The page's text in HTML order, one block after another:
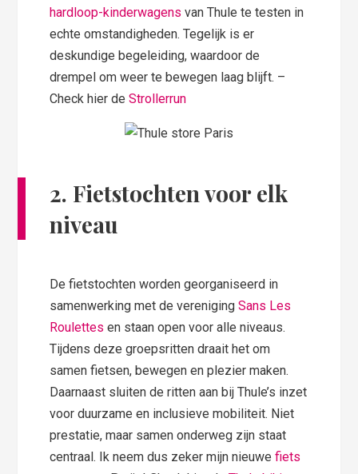
hardloop-kinderwagens van Thule te testen in
echte omstandigheden. Tegelijk is er
deskundige begeleiding, waardoor de
drempel om weer te bewegen laag blijft. –
Check hier deStrollerrun
2. Fietstochten voor elk
niveau
De fietstochten worden georganiseerd in
samenwerking met de verenigingSans Les
Roulettes en staan open voor alle niveaus.
Tijdens deze groepsritten draait het om
samen fietsen, bewegen en plezier maken.
Daarnaast sluiten de ritten aan bij Thule’s inzet
voor duurzame en inclusieve mobiliteit. Niet
prestatie, maar samen onderweg zijn staat
centraal. Ik neem dus zeker mijn nieuwefiets